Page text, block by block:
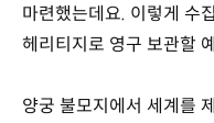
마련했는데요. 이렇게 수
헤리티지로 영구 보관할
양궁 불모지에서 세계를